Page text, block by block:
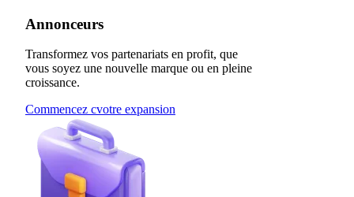
Annonceurs
Transformez vos partenariats en profit, que
vous soyez une nouvelle marque ou en pleine
croissance.
Commencez cvotre expansion